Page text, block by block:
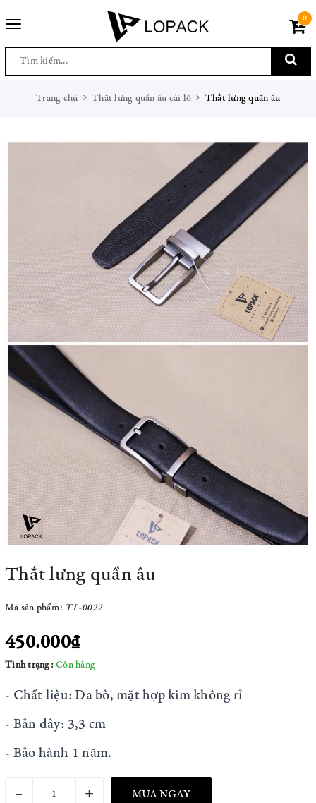
Toggle
0
Trang chủ Thắt lưng quần âu cài lỗ Thắt lưng quần âu
Thắt lưng quần âu
Mã sản phẩm: TL-0022
450.000₫
Tình trạng: Còn hàng
- Chất liệu: Da bò, mặt hợp kim không rỉ
- Bản dây: 3,3 cm
- Bảo hành 1 năm.
– + MUA NGAY